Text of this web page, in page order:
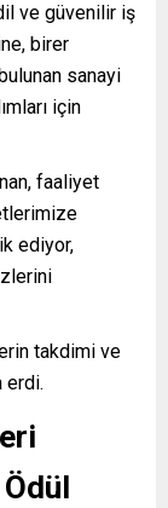
ve güvenilir iş
birer
sanayi
için
faaliyet
ediyor,
takdimi ve
erdi.